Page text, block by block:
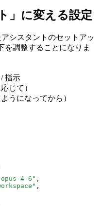
」に変える設定
シスタントのセットアッ
を調整することになりま
指示
じて）
うになってから）
4-6" ,
,